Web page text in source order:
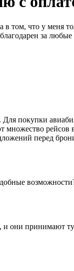
что у меня
за
покупки
перед
они принимают